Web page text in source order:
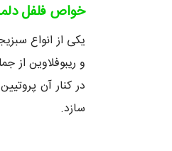
خواص فلفل
سازد.